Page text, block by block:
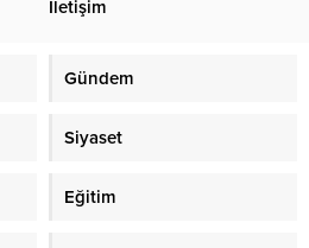
İletişim
Gündem
Siyaset
Eğitim